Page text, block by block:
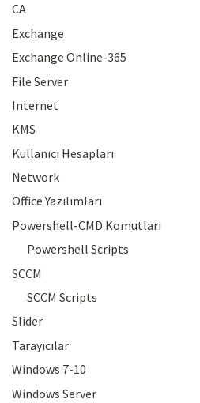
CA
Exchange
Exchange Online-365
File Server
Internet
KMS
Kullanıcı Hesapları
Network
Office Yazılımları
Powershell-CMD Komutlari
Powershell Scripts
SCCM
SCCM Scripts
Slider
Tarayıcılar
Windows 7-10
Windows Server